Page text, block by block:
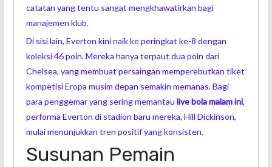
catatan yang tentu sangat mengkhawatirkan bagi
manajemen klub.
Di sisi lain, Everton kini naik ke peringkat ke-8 dengan
koleksi 46 poin. Mereka hanya terpaut dua poin dari
Chelsea, yang membuat persaingan memperebutkan tiket
kompetisi Eropa musim depan semakin memanas. Bagi
para penggemar yang sering memantau live bola malam ini,
performa Everton di stadion baru mereka, Hill Dickinson,
mulai menunjukkan tren positif yang konsisten.
Susunan Pemain